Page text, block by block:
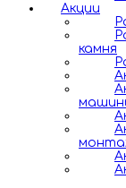
Акции
камня